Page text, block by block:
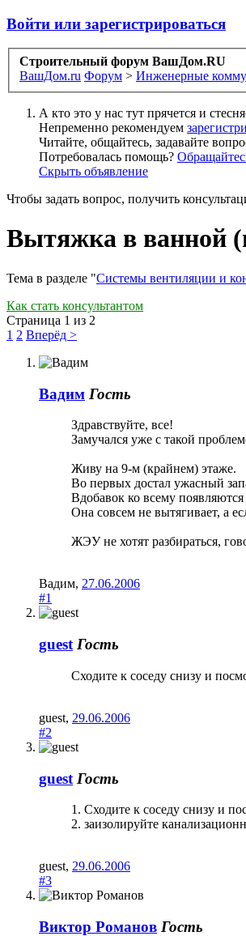
Войти или зарегистрироваться
Строительный форум ВашДом.RU
ВашДом.ru Форум > Инженерные
А кто это у нас тут прячется и
Непременно рекомендуем
Читайте, общайтесь, задавайте
Потребовалась помощь?
Скрыть объявление
Чтобы задать вопрос, получить
Вытяжка в ванной
Тема в разделе "Системы вентиляции и
Как стать консультантом
Страница 1 из 2
1 2 Вперёд >
Вадим Гость
Здравствуйте, все!
Замучался уже с такой
Живу на 9-м (крайнем) этаже.
Во первых достал ужасный
Вдобавок ко всему
Она совсем не вытягивает, а
ЖЭУ не хотят разбираться,
Вадим, 27.06.2006
#1
guest Гость
Сходите к соседу снизу и
guest, 29.06.2006
#2
guest Гость
1. Сходите к соседу снизу и
2. заизолируйте
guest, 29.06.2006
#3
Виктор Романов Гость